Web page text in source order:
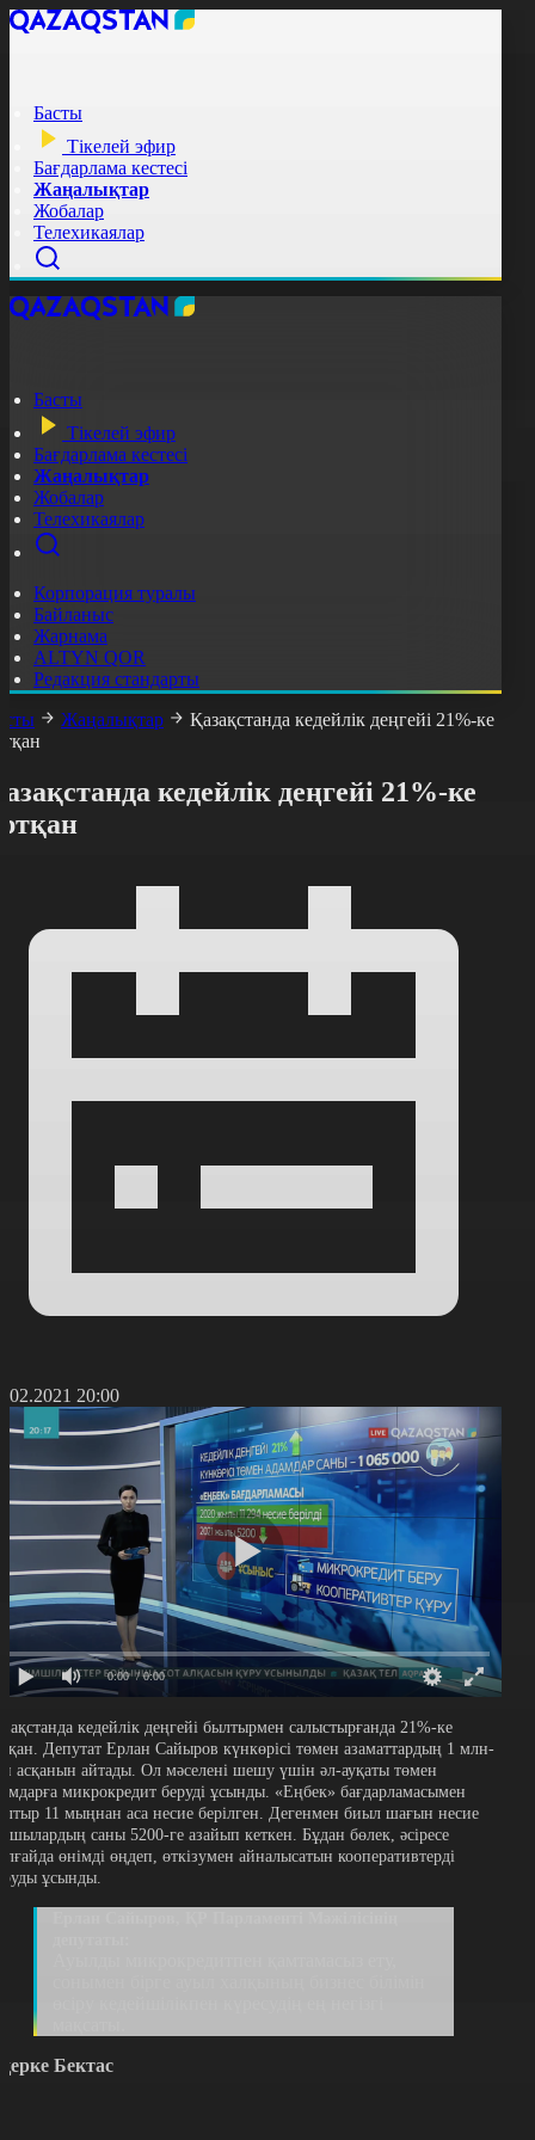
Басты
Тікелей эфир
Бағдарлама кестесі
Жаңалықтар
Жобалар
Телехикаялар
Басты
Тікелей эфир
Бағдарлама кестесі
Жаңалықтар
Жобалар
Телехикаялар
Корпорация туралы
Байланыс
Жарнама
ALTYN QOR
Редакция стандарты
Жаңалықтар
Қазақстанда кедейлік деңгейі 21%-ке
кедейлік деңгейі 21%-ке
20:00
0:00 / 0:00
кедейлік деңгейі былтырмен салыстырғанда 21%-ке
Депутат Ерлан Сайыров күнкөрісі төмен азаматтардың 1 млн-
асқанын айтады. Ол мәселені шешу үшін әл-ауқаты төмен
микрокредит беруді ұсынды. «Еңбек» бағдарламасымен
11 мыңнан аса несие берілген. Дегенмен биыл шағын несие
саны 5200-ге азайып кеткен. Бұдан бөлек, әсіресе
өнімді өңдеп, өткізумен айналысатын кооперативтерді
ұсынды.
Бектас